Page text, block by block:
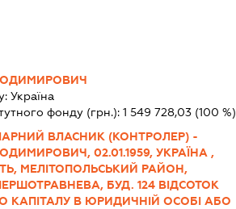
Україна
фонду (грн.): 1 549 728,03(100 %)
ВЛАСНИК (КОНТРОЛЕР) -
02.01.1959, УКРАЇНА ,
МЕЛІТОПОЛЬСЬКИЙ РАЙОН,
БУД. 124 ВІДСОТОК
КАПІТАЛУ В ЮРИДИЧНІЙ ОСОБІ АБО